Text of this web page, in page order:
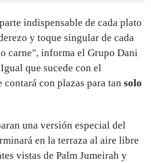
indispensable de cada plato
y toque singular de cada
carne", informa el Grupo Dani
que sucede con el
con plazas para tan solo
una versión especial del
en la terraza al aire libre
vistas de Palm Jumeirah y